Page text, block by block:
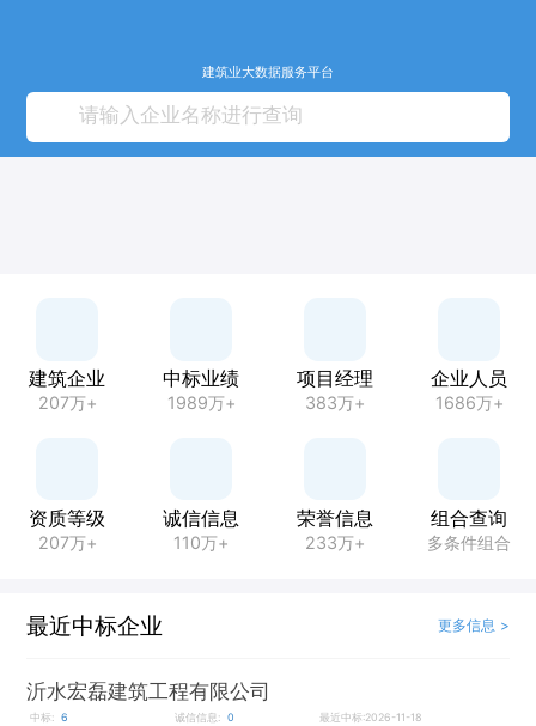
建筑业大数据服务平台
建筑企业
207万+
中标业绩
1989万+
项目经理
383万+
企业人员
1686万+
资质等级
207万+
诚信信息
110万+
荣誉信息
233万+
组合查询
多条件组合
最近中标企业 更多信息 >
沂水宏磊建筑工程有限公司
中标: 6 诚信信息: 0 最近中标:2026-11-18